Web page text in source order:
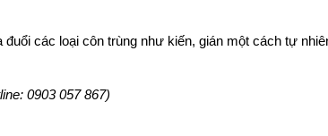
các loại côn trùng như kiến, gián một cách tự
0903 057 867)